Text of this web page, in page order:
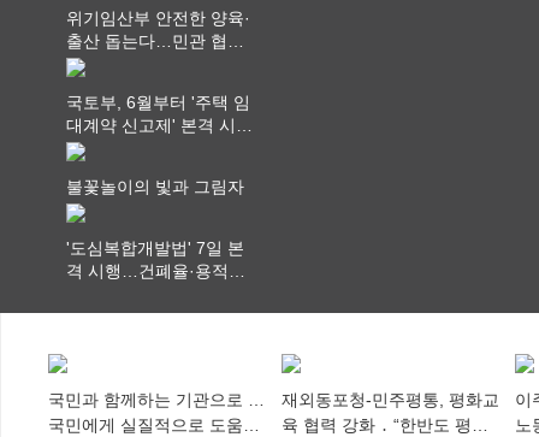
위기임산부 안전한 양육·
출산 돕는다…민관 협력
체계 구축
국토부, 6월부터 '주택 임
대계약 신고제' 본격 시
행…실거래가 투명화 기
불꽃놀이의 빛과 그림자
'도심복합개발법' 7일 본
격 시행…건폐율·용적률
국민과 함께하는 기관으로 …
국민에게 실질적으로 도움이
재외동포청-민주평통, 평화교
육 협력 강화 ․ “한반도 평화,
이
노